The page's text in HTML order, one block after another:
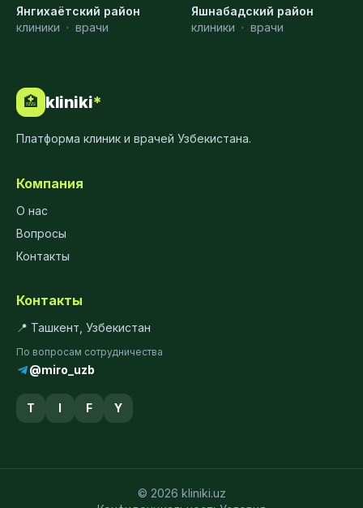
Янгихаётский район
клиники · врачи
Яшнабадский район
клиники · врачи
🏥 kliniki*
Платформа клиник и врачей Узбекистана.
Компания
О нас
Вопросы
Контакты
Контакты
📍 Ташкент, Узбекистан
По вопросам сотрудничества
@miro_uzb
T I F Y
© 2026 kliniki.uz